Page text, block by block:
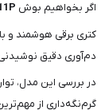
اگر بخواهیم بوش
کتری برقی هوشمند و
دم‌آوری دقیق
در بررسی این مدل،